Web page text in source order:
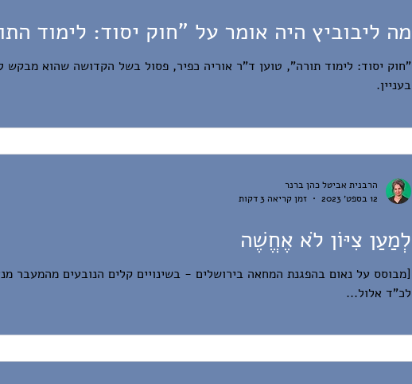
מה ליבוביץ היה אומר על "חוק יסוד: לימוד
"חוק יסוד: לימוד תורה", טוען ד"ר אוריה כפיר, פסול בשל הקדושה שהוא מבקש
בעניין.
לְמַעַן צִיּוֹן לֹא אֶחֱשֶׁה
[מבוסס על נאום בהפגנת המחאה בירושלים - בשינויים קלים הנובעים מהמעבר
לכ"ד אלול...
הרבנית אביטל כהן ברנר
12 בספט׳ 2023
זמן קריאה 3 דקות